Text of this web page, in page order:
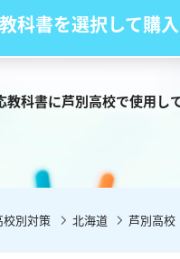
教科書を選択して購
科書に芦別高校で使用し
校別対策 北海道 芦別高校